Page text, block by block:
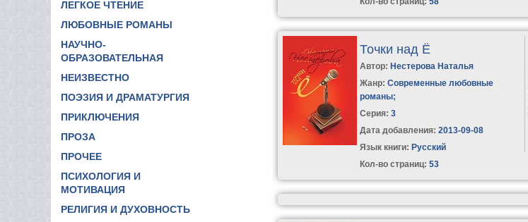
ЛЕГКОЕ ЧТЕНИЕ
ЛЮБОВНЫЕ РОМАНЫ
НАУЧНО-
ОБРАЗОВАТЕЛЬНАЯ
НЕИЗВЕСТНО
ПОЭЗИЯ И ДРАМАТУРГИЯ
ПРИКЛЮЧЕНИЯ
ПРОЗА
ПРОЧЕЕ
ПСИХОЛОГИЯ И
МОТИВАЦИЯ
РЕЛИГИЯ И ДУХОВНОСТЬ
Точки над Ё
Автор: Нестерова Наталья
Жанр: Современные любовные
романы;
Серия:3
Дата добавления: 2013-09-08
Язык книги: Русский
Кол-во страниц: 53